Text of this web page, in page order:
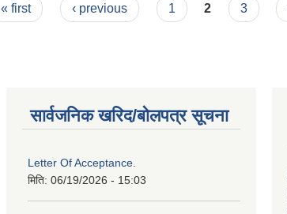
« first ‹ previous 1 2 3
सार्वजनिक खरिद/बोलपत्र सूचना
Letter Of Acceptance.
मिति: 06/19/2026 - 15:03